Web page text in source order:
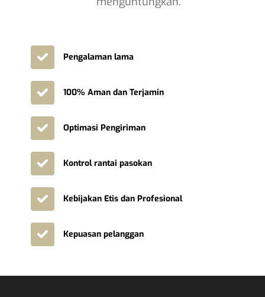
Pengalaman lama
100% Aman dan Terjamin
Optimasi Pengiriman
Kontrol rantai pasokan
Kebijakan Etis dan Profesional
Kepuasan pelanggan